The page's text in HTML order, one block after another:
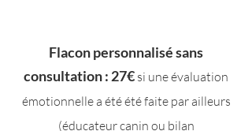
Flacon personnalisé sans
consultation : 27€ si une évaluation
émotionnelle a été été faite par ailleurs
(éducateur canin ou bilan